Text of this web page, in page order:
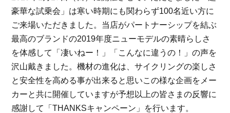
豪華な試乗会」は寒い時期にも関わらず100名近い方に
ご来場いただきました。当店がパートナーシップを結ぶ
最高のブランドの2019年度ニューモデルの素晴らしさ
を体感して「凄いねー！」「こんなに違うの！」の声を
沢山戴きました。機材の進化は、サイクリングの楽しさ
と安全性を高める事が出来ると思いこの様な企画をメー
カーと共に開催していますが予想以上の皆さまの反響に
感謝して「THANKSキャンペーン」を行います。